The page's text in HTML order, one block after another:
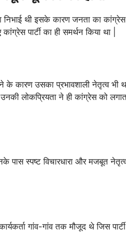
थी इसके कारण जनता का कांग्रेस
पार्टी का ही समर्थन किया था |
कारण उसका प्रभावशाली नेतृत्व भी
लोकप्रियता ने ही कांग्रेस को
पास स्पष्ट विचारधारा और मजबूत
गांव-गांव तक मौजूद थे जिस